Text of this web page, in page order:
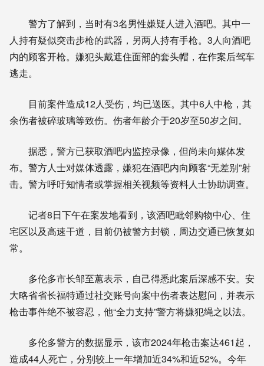
警方了解到，当时有3名男性嫌疑人进入酒吧。其中一
人持有疑似突击步枪的武器，另两人持有手枪。3人向酒吧
内的顾客开枪。嫌犯头戴遮住面部的套头帽，在作案后驾车
逃走。
目前案件造成12人受伤，均已送医。其中6人中枪，其
余伤者被碎玻璃等致伤。伤者年龄介于20岁至50岁之间。
据悉，警方已获取酒吧内监控录像，但尚未向媒体发
布。警方人士对媒体透露，嫌犯在酒吧内向顾客“无差别”射
击。警方呼吁知情者或掌握相关视频等资料人士协助调查。
记者8日下午在案发地看到，该酒吧毗邻购物中心、住
宅区以及高速干道，目前仍被警方封锁，周边交通已恢复如
常。
多伦多市长邹至蕙表示，自己得悉此案后深感不安。安
大略省省长福特通过社交账号向案中伤者表达慰问，并表示
枪击事件绝不被容忍，他“全力支持”警方将嫌犯绳之以法。
多伦多警方的数据显示，该市2024年枪击案达461起，
造成44人死亡，分别较上一年增加近34%和近52%。今年